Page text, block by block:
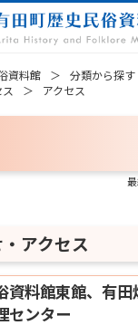
資料館
分類から探す
ス アクセス
アクセス
資料館東館、有
センター